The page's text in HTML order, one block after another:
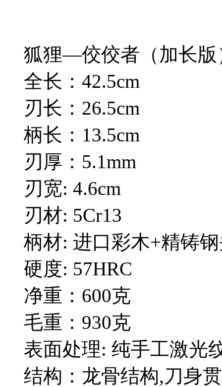
狐狸—佼佼者（加长版
全长：42.5cm
刃长：26.5cm
柄长：13.5cm
刃厚：5.1mm
刃宽: 4.6cm
刃材: 5Cr13
柄材: 进口彩木+精铸
硬度: 57HRC
净重：600克
毛重：930克
表面处理: 纯手工激光
结构：龙骨结构,刀身